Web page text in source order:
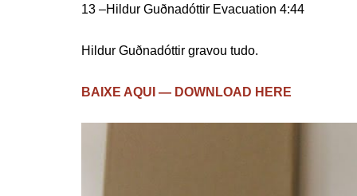
13 –Hildur Guðnadóttir Evacuation 4:44
Hildur Guðnadóttir gravou tudo.
BAIXE AQUI — DOWNLOAD HERE